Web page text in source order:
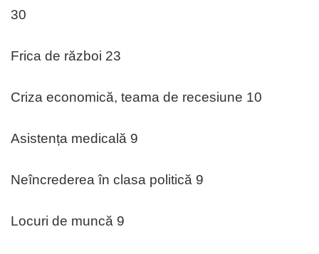
30
Frica de război 23
Criza economică, teama de recesiune 10
Asistența medicală 9
Neîncrederea în clasa politică 9
Locuri de muncă 9